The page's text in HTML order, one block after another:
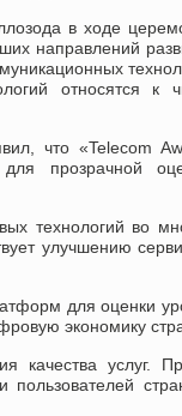
в ходе
направлений
относятся к
что «Telecom
прозрачной
технологий во
улучшению
для оценки
экономику
качества услуг.
пользователей